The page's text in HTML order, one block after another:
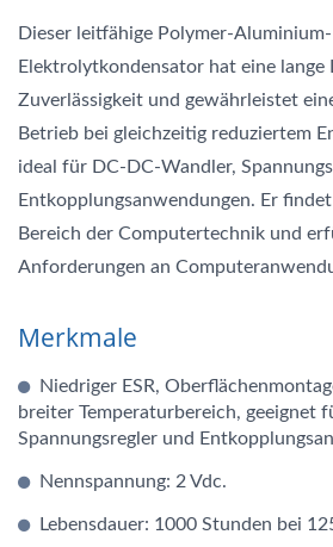
Dieser leitfähige Polymer-Aluminium-
Elektrolytkondensator hat eine lange
Zuverlässigkeit und gewährleistet
Betrieb bei gleichzeitig reduziertem
ideal für DC-DC-Wandler,
Entkopplungsanwendungen. Er
Bereich der Computertechnik und
Anforderungen an
Merkmale
Niedriger ESR,
breiter Temperaturbereich, geeignet
Spannungsregler und
Nennspannung: 2 Vdc.
Lebensdauer: 1000 Stunden bei